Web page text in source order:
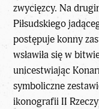
zwycięzcy. Na
Piłsudskiego
postępuje konny
wsławiła się w
unicestwiając
symboliczne
ikonografii II